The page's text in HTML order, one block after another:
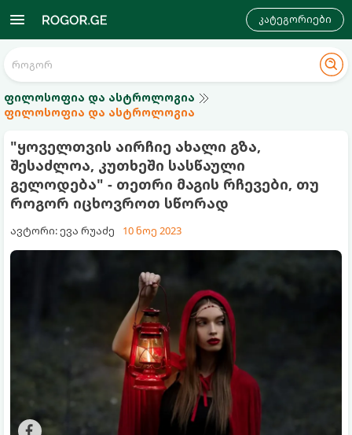
კატეგორიები
ფილოსოფია და ასტროლოგია
ფილოსოფია და ასტროლოგია
"ყოველთვის აირჩიე ახალი გზა,
შესაძლოა, კუთხეში სასწაული
გელოდება" - თეთრი მაგის რჩევები, თუ
როგორ იცხოვროთ სწორად
ავტორი: ევა რუაძე 10 ნოე 2023